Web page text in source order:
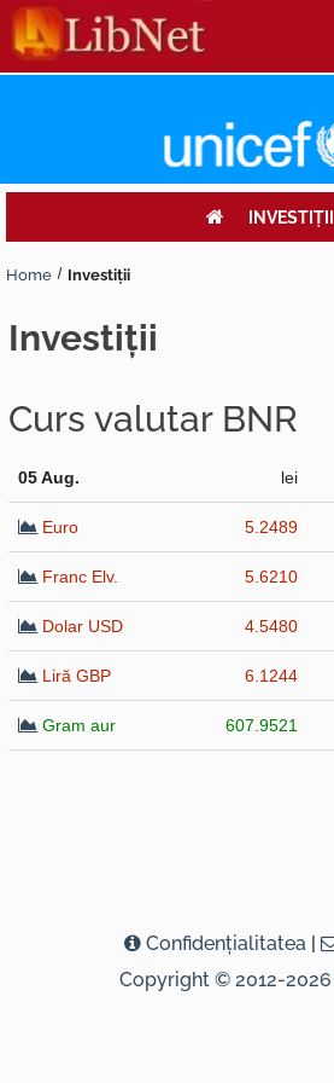
INVESTIŢII
Home Investiţii
investiţii
Curs valutar BNR
05 Aug. lei
Euro 5.2489
Franc Elv. 5.6210
Dolar USD 4.5480
Liră GBP 6.1244
Gram aur 607.9521
Confidenţialitatea |
Copyright © 2012-2026